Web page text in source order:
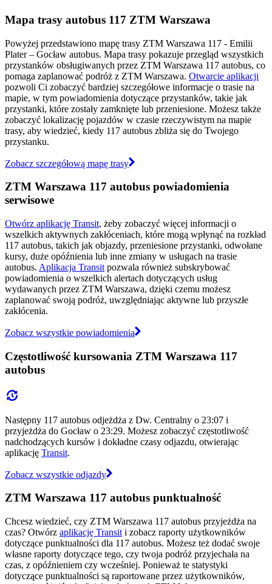
Mapa trasy autobus 117 ZTM Warszawa
Powyżej przedstawiono mapę trasy ZTM Warszawa 117 - Emilii
Plater – Gocław autobus. Mapa trasy pokazuje przegląd wszystkich
przystanków obsługiwanych przez ZTM Warszawa 117 autobus, co
pomaga zaplanować podróż z ZTM Warszawa. Otwarcie aplikacji
pozwoli Ci zobaczyć bardziej szczegółowe informacje o trasie na
mapie, w tym powiadomienia dotyczące przystanków, takie jak
przystanki, które zostały zamknięte lub przeniesione. Możesz także
zobaczyć lokalizację pojazdów w czasie rzeczywistym na mapie
trasy, aby wiedzieć, kiedy 117 autobus zbliża się do Twojego
przystanku.
Zobacz szczegółową mapę trasy
ZTM Warszawa 117 autobus powiadomienia
serwisowe
Otwórz aplikację Transit, żeby zobaczyć więcej informacji o
wszelkich aktywnych zakłóceniach, które mogą wpłynąć na rozkład
117 autobus, takich jak objazdy, przeniesione przystanki, odwołane
kursy, duże opóźnienia lub inne zmiany w usługach na trasie
autobus. Aplikacja Transit pozwala również subskrybować
powiadomienia o wszelkich alertach dotyczących usług
wydawanych przez ZTM Warszawa, dzięki czemu możesz
zaplanować swoją podróż, uwzględniając aktywne lub przyszłe
zakłócenia.
Zobacz wszystkie powiadomienia
Częstotliwość kursowania ZTM Warszawa 117
autobus
Następny 117 autobus odjeżdża z Dw. Centralny o 23:07 i
przyjeżdża do Gocław o 23:29. Możesz zobaczyć częstotliwość
nadchodzących kursów i dokładne czasy odjazdu, otwierając
aplikację Transit.
Zobacz wszystkie odjazdy
ZTM Warszawa 117 autobus punktualność
Chcesz wiedzieć, czy ZTM Warszawa 117 autobus przyjeżdża na
czas? Otwórz aplikację Transit i zobacz raporty użytkowników
dotyczące punktualności dla 117 autobus. Możesz też dodać swoje
własne raporty dotyczące tego, czy twoja podróż przyjechała na
czas, z opóźnieniem czy wcześniej. Ponieważ te statystyki
dotyczące punktualności są raportowane przez użytkowników,